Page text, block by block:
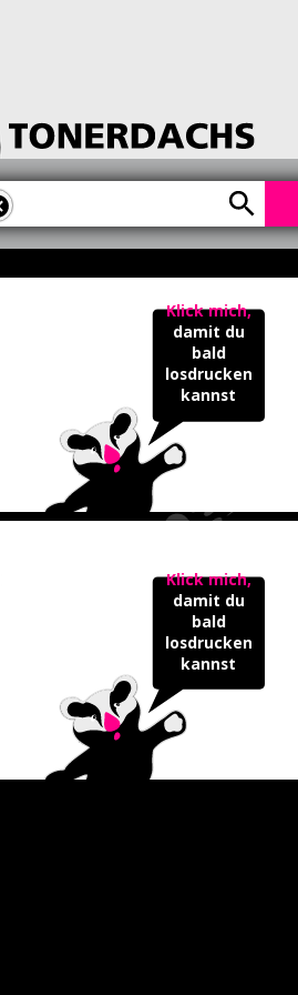
Klick mich,
damit du
bald
losdrucken
kannst
Klick mich,
damit du
bald
losdrucken
kannst